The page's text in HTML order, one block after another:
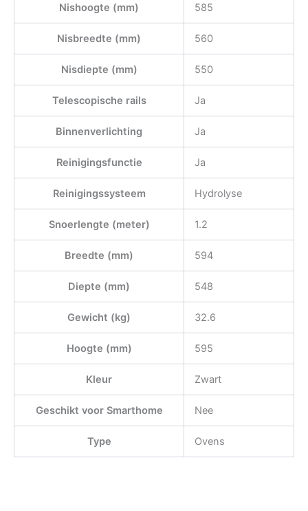
Nishoogte (mm) 585
Nisbreedte (mm) 560
Nisdiepte (mm) 550
Telescopische rails Ja
Binnenverlichting Ja
Reinigingsfunctie Ja
Reinigingssysteem Hydrolyse
Snoerlengte (meter) 1.2
Breedte (mm) 594
Diepte (mm) 548
Gewicht (kg) 32.6
Hoogte (mm) 595
Kleur Zwart
Geschikt voor Smarthome Nee
Type Ovens